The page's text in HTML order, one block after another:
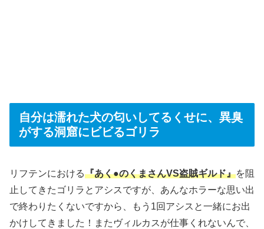
自分は濡れた犬の匂いしてるくせに、異臭
がする洞窟にビビるゴリラ
リフテンにおける『あく●のくまさんVS盗賊ギルド』を阻
止してきたゴリラとアシスですが、あんなホラーな思い出
で終わりたくないですから、もう1回アシスと一緒にお出
かけしてきました！またヴィルカスが仕事くれないんで、